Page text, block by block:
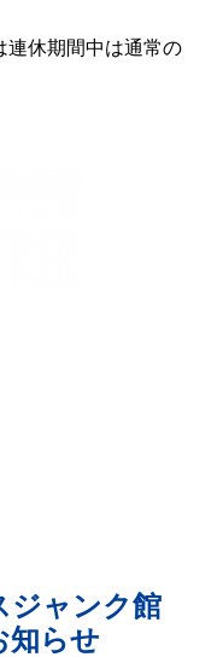
連休期間中は通常の
ジャンク館
知らせ